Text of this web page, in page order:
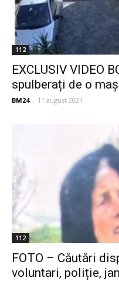
112
EXCLUSIV VIDEO
spulberați de o
BM24 - 11 august 2021
112
FOTO – Căutări
voluntari, poliție,